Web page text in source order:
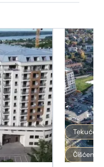
Tekuće
Čišćenje